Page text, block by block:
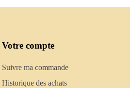
Votre compte
Suivre ma commande
Historique des achats